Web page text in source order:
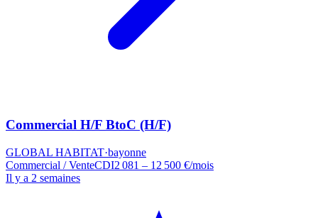
Commercial H/F BtoC (H/F)
GLOBAL HABITAT·bayonne
Commercial / VenteCDI2 081 – 12 500 €/mois
Il y a 2 semaines